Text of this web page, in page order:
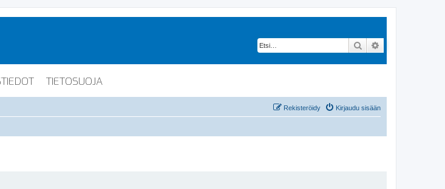
Etsi
TIETOSUOJA
Kirjaudu sisään
Rekisteröidy